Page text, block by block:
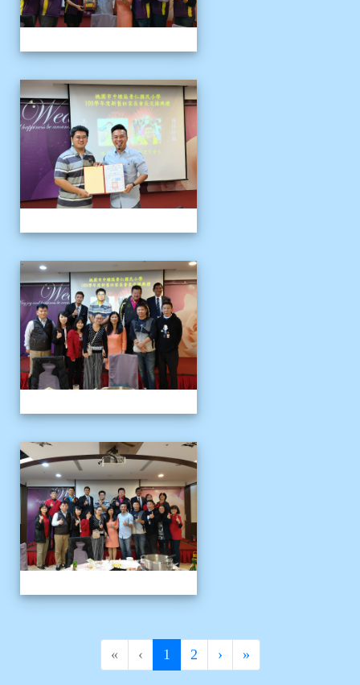
109上新舊任會長交接典
109上新舊任會長交接典
« ‹ 1 (current)
2 › »